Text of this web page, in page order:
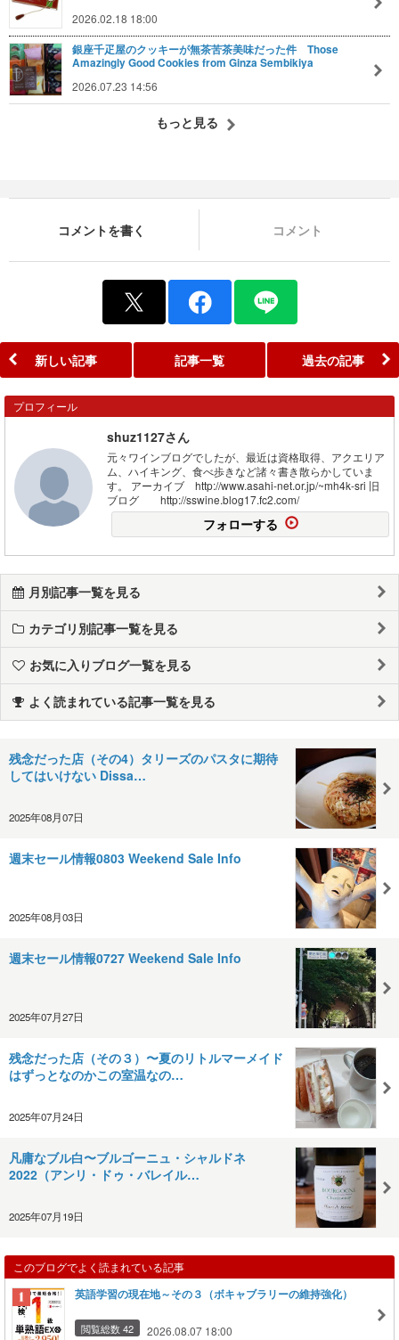
2026.02.18 18:00
銀座千疋屋のクッキーが無茶苦茶美味だった件 Those
Amazingly Good Cookies from Ginza Sembikiya
2026.07.23 14:56
もっと見る
コメントを書く コメント
新しい記事 記事一覧 過去の記事
プロフィール
shuz1127さん
元々ワインブログでしたが、最近は資格取得、アクエリア
ム、ハイキング、食べ歩きなど諸々書き散らかしていま
す。 アーカイブ http://www.asahi-net.or.jp/~mh4k-sri 旧
ブログ http://sswine.blog17.fc2.com/
フォローする
月別記事一覧を見る
カテゴリ別記事一覧を見る
お気に入りブログ一覧を見る
よく読まれている記事一覧を見る
残念だった店（その4）タリーズのパスタに期待
してはいけない Dissa…
2025年08月07日
週末セール情報0803 Weekend Sale Info
2025年08月03日
週末セール情報0727 Weekend Sale Info
2025年07月27日
残念だった店（その３）〜夏のリトルマーメイド
はずっとなのかこの室温なの…
2025年07月24日
凡庸なブル白〜ブルゴーニュ・シャルドネ
2022（アンリ・ドゥ・バレイル…
2025年07月19日
このブログでよく読まれている記事
英語学習の現在地～その３（ボキャブラリーの維持強化）
閲覧総数 42 2026.08.07 18:00